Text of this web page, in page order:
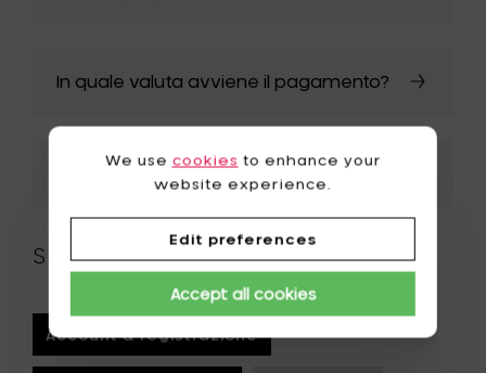
In quale valuta avviene il pagamento?
I prezzi includono l’IVA?
Scegli un'altra categoria
Account & registrazione
We use cookies to enhance your
website experience.
Edit preferences
Accept all cookies